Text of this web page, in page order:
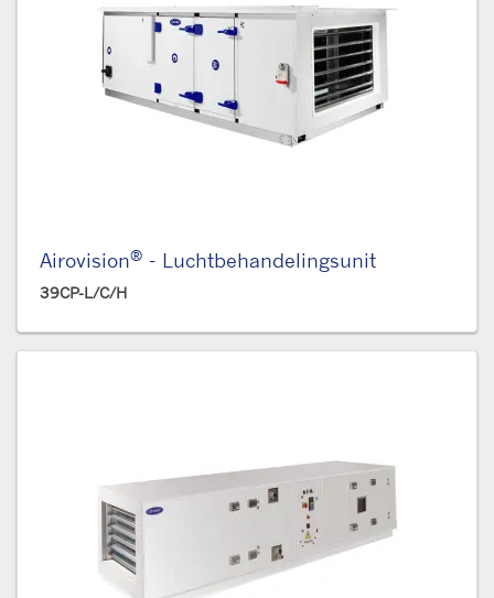
Airovision® - Luchtbehandelingsunit
39CP-L/C/H